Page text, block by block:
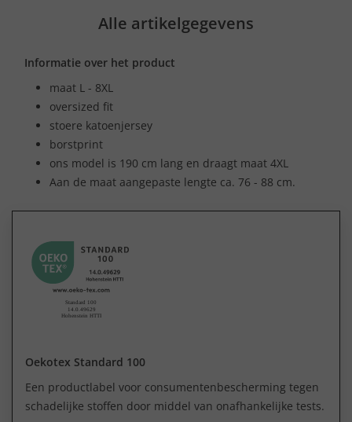
Alle artikelgegevens
Informatie over het product
maat L - 8XL
oversized fit
stoere katoenjersey
borstprint
ons model is 190 cm lang en draagt maat 4XL
Aan de maat aangepaste lengte ca. 76 - 88 cm.
Oekotex Standard 100
Een productlabel voor consumentenbescherming tegen
schadelijke stoffen door middel van onafhankelijke tests.